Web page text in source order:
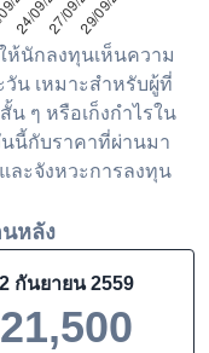
ห้นักลงทุนเห็นความ
น เหมาะสำหรับผู้ที่
ๆ หรือเก็งกำไรใน
นนี้กับราคาที่ผ่านมา
ละจังหวะการลงทุน
หลัง
2 กันยายน 2559
21,500